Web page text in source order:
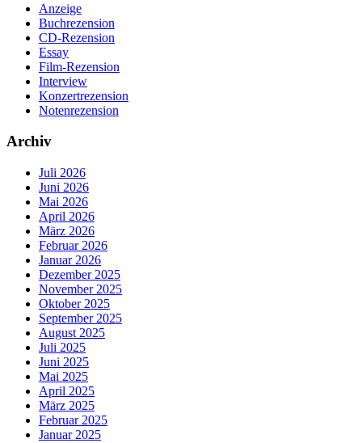
Anzeige
Buchrezension
CD-Rezension
Essay
Film-Rezension
Interview
Konzertrezension
Notenrezension
Archiv
Juli 2026
Juni 2026
Mai 2026
April 2026
März 2026
Februar 2026
Januar 2026
Dezember 2025
November 2025
Oktober 2025
September 2025
August 2025
Juli 2025
Juni 2025
Mai 2025
April 2025
März 2025
Februar 2025
Januar 2025